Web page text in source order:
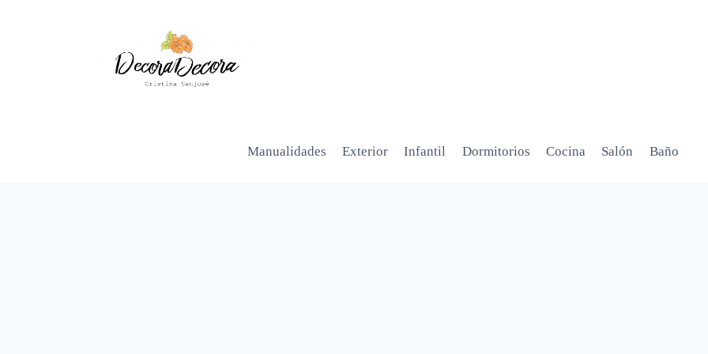
Manualidades Exterior Infantil Dormitorios Cocina Salón Baño